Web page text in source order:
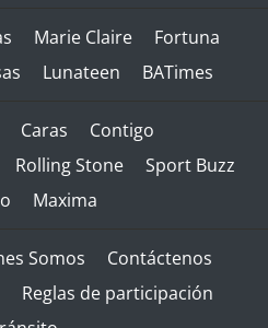
Marie Claire
Fortuna
Lunateen BATimes
Caras
Contigo
Rolling Stone
Sport Buzz
Maxima
Somos
Contáctenos
Reglas de participación